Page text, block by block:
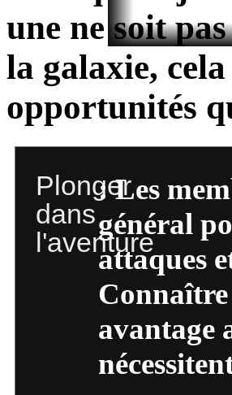
une ne soit
la galaxie,
opportunités
Plonger
dans
l'aventure
: Les
général
attaques
Connaître
avantage